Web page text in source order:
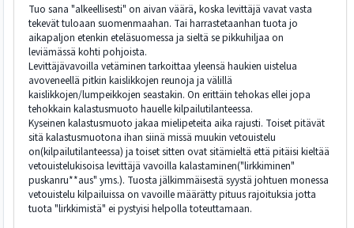
Tuo sana "alkeellisesti" on aivan väärä, koska levittäjä vavat vasta
tekevät tuloaan suomenmaahan. Tai harrastetaanhan tuota jo
aikapaljon etenkin eteläsuomessa ja sieltä se pikkuhiljaa on
leviämässä kohti pohjoista.
Levittäjävavoilla vetäminen tarkoittaa yleensä haukien uistelua
avoveneellä pitkin kaislikkojen reunoja ja välillä
kaislikkojen/lumpeikkojen seastakin. On erittäin tehokas ellei jopa
tehokkain kalastusmuoto hauelle kilpailutilanteessa.
Kyseinen kalastusmuoto jakaa mielipeteita aika rajusti. Toiset pitävät
sitä kalastusmuotona ihan siinä missä muukin vetouistelu
on(kilpailutilanteessa) ja toiset sitten ovat sitämieltä että pitäisi kieltää
vetouistelukisoisa levittäjä vavoilla kalastaminen("lirkkiminen"
puskanru**aus" yms.). Tuosta jälkimmäisestä syystä johtuen monessa
vetouistelu kilpailuissa on vavoille määrätty pituus rajoituksia jotta
tuota "lirkkimistä" ei pystyisi helpolla toteuttamaan.